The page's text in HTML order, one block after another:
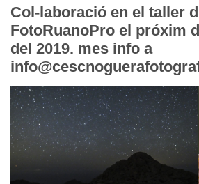
Col-laboració en el taller
FotoRuanoPro el próxim
del 2019. mes info a